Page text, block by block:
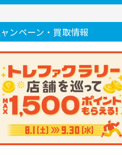
ンペーン・買取情報